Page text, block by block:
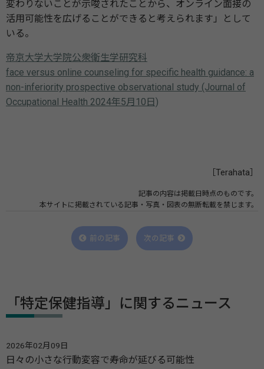
変わりないことが示唆されたことから、オンライン面接の
活用可能性を広げることができると考えられます」として
いる。
帝京大学大学院公衆衛生学研究科
face versus online counseling for specific health guidance: a
non-inferiority prospective observational study (Journal of
Occupational Health 2024年5月10日)
［Terahata］
記事の内容は掲載日時点のものです。
本サイトに掲載されている記事・写真・図表の無断転載を禁じます。
前の記事 次の記事
「特定保健指導」に関するニュース
2026年02月09日
日々の小さな行動変容で寿命が延びる可能性